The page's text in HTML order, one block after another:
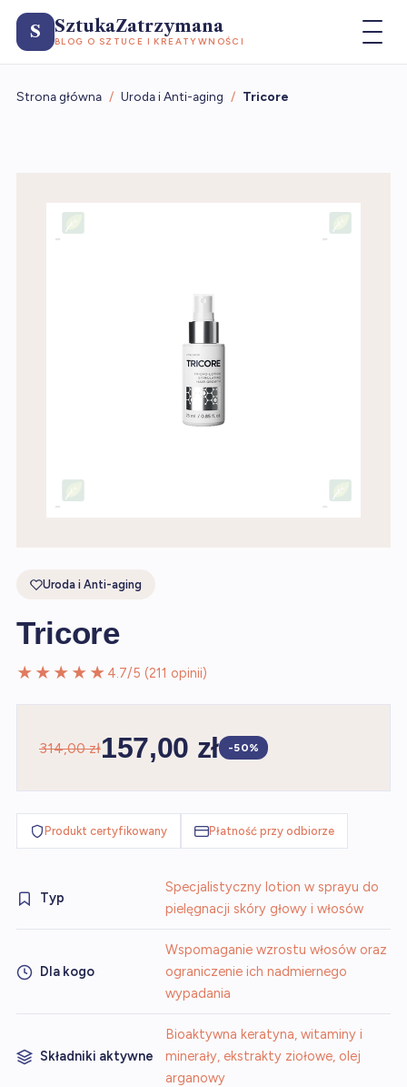
S SztukaZatrzymana
BLOG O SZTUCE I KREATYWNOŚCI
Strona główna / Uroda i Anti-aging / Tricore
Uroda i Anti-aging
Tricore
★★★★★ 4.7/5 (211 opinii)
314,00 zł157,00 zł -50%
Produkt certyfikowany Płatność przy odbiorze
Typ
Specjalistyczny lotion w sprayu do
pielęgnacji skóry głowy i włosów
Dla kogo
Wspomaganie wzrostu włosów oraz
ograniczenie ich nadmiernego
wypadania
Składniki aktywne
Bioaktywna keratyna, witaminy i
minerały, ekstrakty ziołowe, olej
arganowy